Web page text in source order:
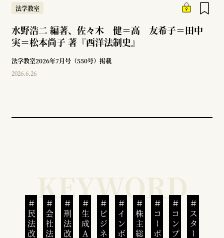
法学教室
水野浩二 編著、佐々木 健＝高 友希子＝田中
実＝松本尚子 著『西洋法制史』
法学教室2026年7月号（550号）掲載
2026.6.26
民法改正 刑法改正 生成AI 株主総会